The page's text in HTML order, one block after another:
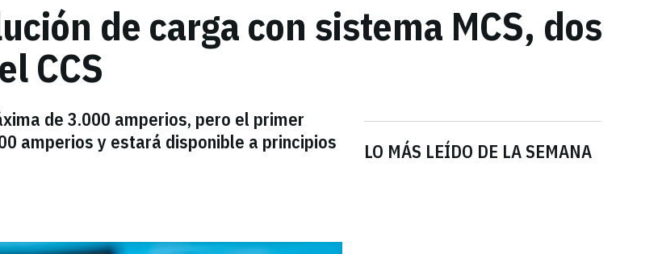
de carga con sistema MCS, dos
CCS
de 3.000 amperios, pero el primer
amperios y estará disponible a principios
LO MÁS LEÍDO DE LA SEMANA